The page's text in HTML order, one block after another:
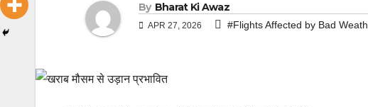
By Bharat Ki Awaz
APR 27, 2026 #Flights Affected by Bad